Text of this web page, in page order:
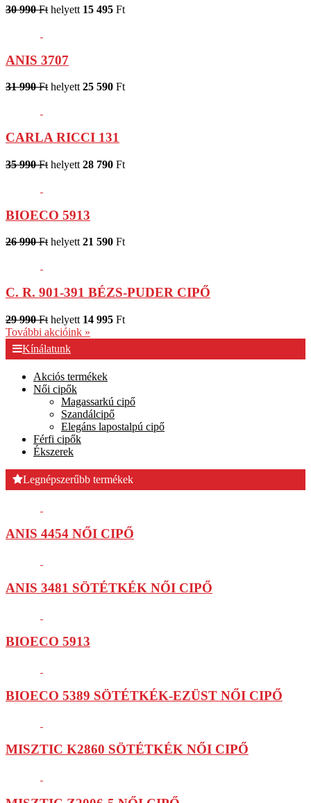
30 990 Ft helyett 15 495 Ft
ANIS 3707
31 990 Fthelyett25 590 Ft
CARLA RICCI 131
35 990 Ft helyett 28 790 Ft
BIOECO 5913
26 990 Ft helyett 21 590 Ft
C. R. 901-391 BÉZS-PUDER CIPŐ
29 990 Ft helyett 14 995 Ft
További akcióink »
Kínálatunk
Akciós termékek
Női cipők
Magassarkú cipő
Szandálcipő
Elegáns lapostalpú cipő
Férfi cipők
Ékszerek
Legnépszerűbb termékek
ANIS 4454 NŐI CIPŐ
ANIS 3481 SÖTÉTKÉK NŐI CIPŐ
BIOECO 5913
BIOECO 5389 SÖTÉTKÉK-EZÜST NŐI CIPŐ
MISZTIC K2860 SÖTÉTKÉK NŐI CIPŐ